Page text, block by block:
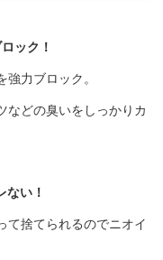
ック！
強力ブロック。
などの臭いをしっかりカ
ない！
て捨てられるのでニオイ